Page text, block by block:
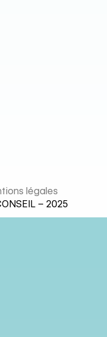
légales
– 2025